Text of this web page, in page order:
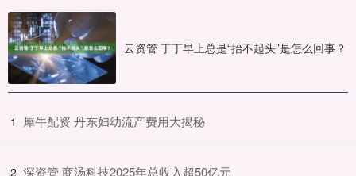
云资管 丁丁早上总是“抬不起头”是怎么回事？
1 ​犀牛配资 丹东妇幼流产费用大揭秘
2 ​深资管 商汤科技2025年总收入超50亿元